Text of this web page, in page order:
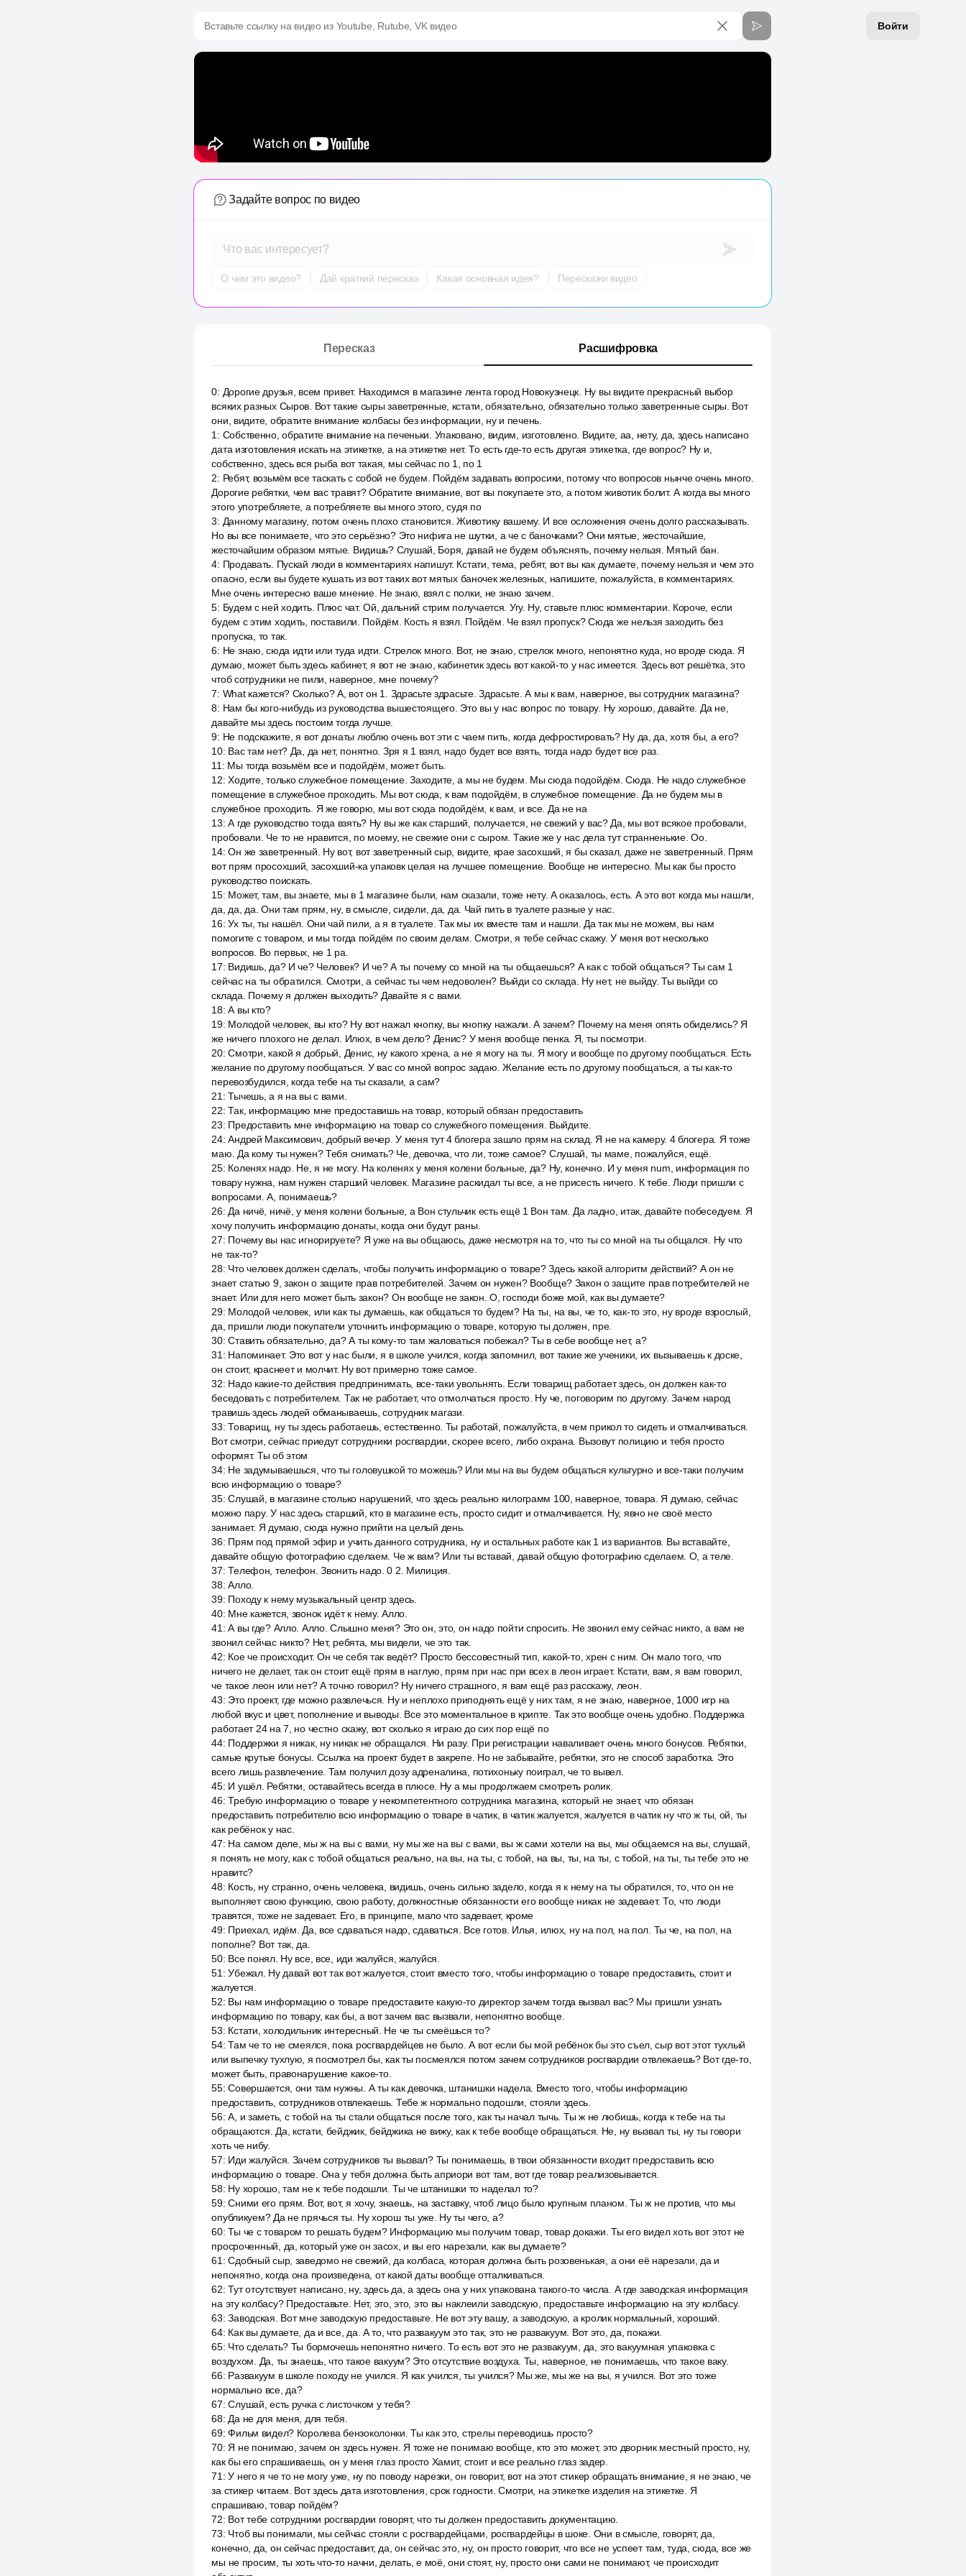
Войти
Вставьте ссылку на видео из Youtube, Rutube, VK видео
Задайте вопрос по видео
Что вас интересует?
О чем это видео? Дай краткий пересказ Какая основная идея? Перескажи видео
Пересказ Расшифровка
0: Дорогие друзья, всем привет. Находимся в магазине лента город Новокузнецк. Ну вы видите прекрасный выбор
всяких разных Сыров. Вот такие сыры заветренные, кстати, обязательно, обязательно только заветренные сыры. Вот
они, видите, обратите внимание колбасы без информации, ну и печень.
1 : Собственно, обратите внимание на печеньки. Упаковано, видим, изготовлено. Видите, аа, нету, да, здесь написано
дата изготовления искать на этикетке, а на этикетке нет. То есть где-то есть другая этикетка, где вопрос? Ну и,
собственно, здесь вся рыба вот такая, мы сейчас по 1, по 1
2: Ребят, возьмём все таскать с собой не будем. Пойдём задавать вопросики, потому что вопросов нынче очень много.
Дорогие ребятки, чем вас травят? Обратите внимание, вот вы покупаете это, а потом животик болит. А когда вы много
этого употребляете, а потребляете вы много этого, судя по
3: Данному магазину, потом очень плохо становится. Животику вашему. И все осложнения очень долго рассказывать.
Но вы все понимаете, что это серьёзно? Это нифига не шутки, а че с баночками? Они мятые, жесточайшие,
жесточайшим образом мятые. Видишь? Слушай, Боря, давай не будем объяснять, почему нельзя. Мятый бан.
4: Продавать. Пускай люди в комментариях напишут. Кстати, тема, ребят, вот вы как думаете, почему нельзя и чем это
опасно, если вы будете кушать из вот таких вот мятых баночек железных, напишите, пожалуйста, в комментариях.
Мне очень интересно ваше мнение. Не знаю, взял с полки, не знаю зачем.
5: Будем с ней ходить. Плюс чат. Ой, дальний стрим получается. Угу. Ну, ставьте плюс комментарии. Короче, если
будем с этим ходить, поставили. Пойдём. Кость я взял. Пойдём. Че взял пропуск? Сюда же нельзя заходить без
пропуска, то так.
6: Не знаю, сюда идти или туда идти. Стрелок много. Вот, не знаю, стрелок много, непонятно куда, но вроде сюда. Я
думаю, может быть здесь кабинет, я вот не знаю, кабинетик здесь вот какой-то у нас имеется. Здесь вот решётка, это
чтоб сотрудники не пили, наверное, мне почему?
7: What кажется? Сколько? А, вот он 1. Здрасьте здрасьте. Здрасьте. А мы к вам, наверное, вы сотрудник магазина?
8: Нам бы кого-нибудь из руководства вышестоящего. Это вы у нас вопрос по товару. Ну хорошо, давайте. Да не,
давайте мы здесь постоим тогда лучше.
9: Не подскажите, я вот донаты люблю очень вот эти с чаем пить, когда дефростировать? Ну да, да, хотя бы, а его?
10: Вас там нет? Да, да нет, понятно. Зря я 1 взял, надо будет все взять, тогда надо будет все раз.
11 : Мы тогда возьмём все и подойдём, может быть.
12:Ходите, только служебное помещение. Заходите, а мы не будем. Мы сюда подойдём. Сюда. Не надо служебное
помещение в служебное проходить. Мы вот сюда, к вам подойдём, в служебное помещение. Да не будем мы в
служебное проходить. Я же говорю, мы вот сюда подойдём, к вам, и все. Да не на
13:А где руководство тогда взять? Ну вы же как старший, получается, не свежий у вас? Да, мы вот всякое пробовали,
пробовали. Че то не нравится, по моему, не свежие они с сыром. Такие же у нас дела тут странненькие. Оо.
14:Он же заветренный. Ну вот, вот заветренный сыр, видите, крае засохший, я бы сказал, даже не заветренный. Прям
вот прям просохший, засохший-ка упаковк целая на лучшее помещение. Вообще не интересно. Мы как бы просто
руководство поискать.
15: Может, там, вы знаете, мы в 1 магазине были, нам сказали, тоже нету. А оказалось, есть. А это вот когда мы нашли,
да, да, да. Они там прям, ну, в смысле, сидели, да, да. Чай пить в туалете разные у нас.
16:Ух ты, ты нашёл. Они чай пили, а я в туалете. Так мы их вместе там и нашли. Да так мы не можем, вы нам
помогите с товаром, и мы тогда пойдём по своим делам. Смотри, я тебе сейчас скажу. У меня вот несколько
вопросов. Во первых, не 1 ра.
17: Видишь, да? И че? Человек? И че? А ты почему со мной на ты общаешься? А как с тобой общаться? Ты сам 1
сейчас на ты обратился. Смотри, а сейчас ты чем недоволен? Выйди со склада. Ну нет, не выйду. Ты выйди со
склада. Почему я должен выходить? Давайте я с вами.
18:А вы кто?
19: Молодой человек, вы кто? Ну вот нажал кнопку, вы кнопку нажали. А зачем? Почему на меня опять обиделись? Я
же ничего плохого не делал. Илюх, в чем дело? Денис? У меня вообще пенка. Я, ты посмотри.
20:Смотри, какой я добрый, Денис, ну какого хрена, а не я могу на ты. Я могу и вообще по другому пообщаться. Есть
желание по другому пообщаться. У вас со мной вопрос задаю. Желание есть по другому пообщаться, а ты как-то
перевозбудился, когда тебе на ты сказали, а сам?
21 :Тычешь, а я на вы с вами.
22:Так, информацию мне предоставишь на товар, который обязан предоставить
23: Предоставить мне информацию на товар со служебного помещения. Выйдите.
24:Андрей Максимович, добрый вечер. У меня тут 4 блогера зашло прям на склад. Я не на камеру. 4 блогера. Я тоже
маю. Да кому ты нужен? Тебя снимать? Че, девочка, что ли, тоже самое? Слушай, ты маме, пожалуйся, ещё.
25: Коленях надо. Не, я не могу. На коленях у меня колени больные, да? Ну, конечно. И у меня num, информация по
товару нужна, нам нужен старший человек. Магазине раскидал ты все, а не присесть ничего. К тебе. Люди пришли с
вопросами. А, понимаешь?
26: Да ничё, ничё, у меня колени больные, а Вон стульчик есть ещё 1 Вон там. Да ладно, итак, давайте побеседуем. Я
хочу получить информацию донаты, когда они будут раны.
27: Почему вы нас игнорируете? Я уже на вы общаюсь, даже несмотря на то, что ты со мной на ты общался. Ну что
не так-то?
28: Что человек должен сделать, чтобы получить информацию о товаре? Здесь какой алгоритм действий? А он не
знает статью 9, закон о защите прав потребителей. Зачем он нужен? Вообще? Закон о защите прав потребителей не
знает. Или для него может быть закон? Он вообще не закон. О, господи боже мой, как вы думаете?
29: Молодой человек, или как ты думаешь, как общаться то будем? На ты, на вы, че то, как-то это, ну вроде взрослый,
да, пришли люди покупатели уточнить информацию о товаре, которую ты должен, пре.
30:Ставить обязательно, да? А ты кому-то там жаловаться побежал? Ты в себе вообще нет, а?
31 : Напоминает. Это вот у нас были, я в школе учился, когда запомнил, вот такие же ученики, их вызываешь к доске,
он стоит, краснеет и молчит. Ну вот примерно тоже самое.
32: Надо какие-то действия предпринимать, все-таки увольнять. Если товарищ работает здесь, он должен как-то
беседовать с потребителем. Так не работает, что отмолчаться просто. Ну че, поговорим по другому. Зачем народ
травишь здесь людей обманываешь, сотрудник магази.
33:Товарищ, ну ты здесь работаешь, естественно. Ты работай, пожалуйста, в чем прикол то сидеть и отмалчиваться.
Вот смотри, сейчас приедут сотрудники росгвардии, скорее всего, либо охрана. Вызовут полицию и тебя просто
оформят. Ты об этом
34: Не задумываешься, что ты головушкой то можешь? Или мы на вы будем общаться культурно и все-таки получим
всю информацию о товаре?
35:Слушай, в магазине столько нарушений, что здесь реально килограмм 100, наверное, товара. Я думаю, сейчас
можно пару. У нас здесь старший, кто в магазине есть, просто сидит и отмалчивается. Ну, явно не своё место
занимает. Я думаю, сюда нужно прийти на целый день.
36: Прям под прямой эфир и учить данного сотрудника, ну и остальных работе как 1 из вариантов. Вы вставайте,
давайте общую фотографию сделаем. Че ж вам? Или ты вставай, давай общую фотографию сделаем. О, а теле.
37:Телефон, телефон. Звонить надо. 0 2. Милиция.
38:Алло.
39: Походу к нему музыкальный центр здесь.
40: Мне кажется, звонок идёт к нему. Алло.
41 :А вы где? Алло. Алло. Слышно меня? Это он, это, он надо пойти спросить. Не звонил ему сейчас никто, а вам не
звонил сейчас никто? Нет, ребята, мы видели, че это так.
42: Кое че происходит. Он че себя так ведёт? Просто бессовестный тип, какой-то, хрен с ним. Он мало того, что
ничего не делает, так он стоит ещё прям в наглую, прям при нас при всех в леон играет. Кстати, вам, я вам говорил,
че такое леон или нет? А точно говорил? Ну ничего страшного, я вам ещё раз расскажу, леон.
43: Это проект, где можно развлечься. Ну и неплохо приподнять ещё у них там, я не знаю, наверное, 1000 игр на
любой вкус и цвет, пополнение и выводы. Все это моментальное в крипте. Так это вообще очень удобно. Поддержка
работает 24 на 7, но честно скажу, вот сколько я играю до сих пор ещё по
44: Поддержки я никак, ну никак не обращался. Ни разу. При регистрации наваливает очень много бонусов. Ребятки,
самые крутые бонусы. Ссылка на проект будет в закрепе. Но не забывайте, ребятки, это не способ заработка. Это
всего лишь развлечение. Там получил дозу адреналина, потихоньку поиграл, че то вывел.
45: И ушёл. Ребятки, оставайтесь всегда в плюсе. Ну а мы продолжаем смотреть ролик.
46:Требую информацию о товаре у некомпетентного сотрудника магазина, который не знает, что обязан
предоставить потребителю всю информацию о товаре в чатик, в чатик жалуется, жалуется в чатик ну что ж ты, ой, ты
как ребёнок у нас.
47: На самом деле, мы ж на вы с вами, ну мы же на вы с вами, вы ж сами хотели на вы, мы общаемся на вы, слушай,
я понять не могу, как с тобой общаться реально, на вы, на ты, с тобой, на вы, ты, на ты, с тобой, на ты, ты тебе это не
нравитс?
48: Кость, ну странно, очень человека, видишь, очень сильно задело, когда я к нему на ты обратился, то, что он не
выполняет свою функцию, свою работу, должностные обязанности его вообще никак не задевает. То, что люди
травятся, тоже не задевает. Его, в принципе, мало что задевает, кроме
49: Приехал, идём. Да, все сдаваться надо, сдаваться. Все готов. Илья, илюх, ну на пол, на пол. Ты че, на пол, на
пополне? Вот так, да.
50: Все понял. Ну все, все, иди жалуйся, жалуйся.
51 :Убежал. Ну давай вот так вот жалуется, стоит вместо того, чтобы информацию о товаре предоставить, стоит и
жалуется.
52: Вы нам информацию о товаре предоставите какую-то директор зачем тогда вызвал вас? Мы пришли узнать
информацию по товару, как бы, а вот зачем вас вызвали, непонятно вообще.
53: Кстати, холодильник интересный. Не че ты смеёшься то?
54:Там че то не смеялся, пока росгвардейцев не было. А вот если бы мой ребёнок бы это съел, сыр вот этот тухлый
или выпечку тухлую, я посмотрел бы, как ты посмеялся потом зачем сотрудников росгвардии отвлекаешь? Вот где-то,
может быть, правонарушение какое-то.
55:Совершается, они там нужны. А ты как девочка, штанишки надела. Вместо того, чтобы информацию
предоставить, сотрудников отвлекаешь. Тебе ж нормально подошли, стояли здесь.
56:А, и заметь, с тобой на ты стали общаться после того, как ты начал тычь. Ты ж не любишь, когда к тебе на ты
обращаются. Да, кстати, бейджик, бейджика не вижу, как к тебе вообще обращаться. Не, ну вызвал ты, ну ты говори
хоть че нибу.
57: Иди жалуйся. Зачем сотрудников ты вызвал? Ты понимаешь, в твои обязанности входит предоставить всю
информацию о товаре. Она у тебя должна быть априори вот там, вот где товар реализовывается.
58: Ну хорошо, там не к тебе подошли. Ты че штанишки то наделал то?
59:Сними его прям. Вот, вот, я хочу, знаешь, на заставку, чтоб лицо было крупным планом. Ты ж не против, что мы
опубликуем? Да не прячься ты. Ну хорош ты уже. Ну ты чего, а?
60:Ты че с товаром то решать будем? Информацию мы получим товар, товар докажи. Ты его видел хоть вот этот не
просроченный, да, который уже он засох, и вы его нарезали, как вы думаете?
61 :Сдобный сыр, заведомо не свежий, да колбаса, которая должна быть розовенькая, а они её нарезали, да и
непонятно, когда она произведена, от какой даты вообще отталкиваться.
62:Тут отсутствует написано, ну, здесь да, а здесь она у них упакована такого-то числа. А где заводская информация
на эту колбасу? Предоставьте. Нет, это, это, это вы наклеили заводскую, предоставьте информацию на эту колбасу.
63:Заводская. Вот мне заводскую предоставьте. Не вот эту вашу, а заводскую, а кролик нормальный, хороший.
64: Как вы думаете, да и все, да. А то, что развакуум это так, это не развакуум. Вот это, да, покажи.
65: Что сделать? Ты бормочешь непонятно ничего. То есть вот это не развакуум, да, это вакуумная упаковка с
воздухом. Да, ты знаешь, что такое вакуум? Это отсутствие воздуха. Ты, наверное, не понимаешь, что такое ваку.
66: Развакуум в школе походу не учился. Я как учился, ты учился? Мы же, мы же на вы, я учился. Вот это тоже
нормально все, да?
67:Слушай, есть ручка с листочком у тебя?
68: Да не для меня, для тебя.
69:Фильм видел? Королева бензоколонки. Ты как это, стрелы переводишь просто?
70: Я не понимаю, зачем он здесь нужен. Я тоже не понимаю вообще, кто это может, это дворник местный просто, ну,
как бы его спрашиваешь, он у меня глаз просто Хамит, стоит и все реально глаз задер.
71 :У него я че то не могу уже, ну по поводу нарезки, он говорит, вот на этот стикер обращать внимание, я не знаю, че
за стикер читаем. Вот здесь дата изготовления, срок годности. Смотри, на этикетке изделия на этикетке. Я
спрашиваю, товар пойдём?
72: Вот тебе сотрудники росгвардии говорят, что ты должен предоставить документацию.
73: Чтоб вы понимали, мы сейчас стояли с росгвардейцами, росгвардейцы в шоке. Они в смысле, говорят, да,
конечно, да, он сейчас предоставит, да, он сейчас это, ну, он просто говорит, что все не успеет там, туда, сюда, все же
мы не просим, ты хоть что-то начни, делать, е моё, они стоят, ну, просто они сами не понимают, че происходит